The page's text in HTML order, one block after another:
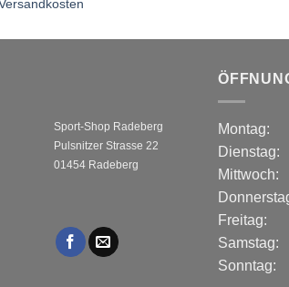
Sport-Shop Radeberg
Pulsnitzer Strasse 22
01454 Radeberg
Montag:
Dienstag:
Mittwoch:
Freitag:
Samstag:
Sonntag: